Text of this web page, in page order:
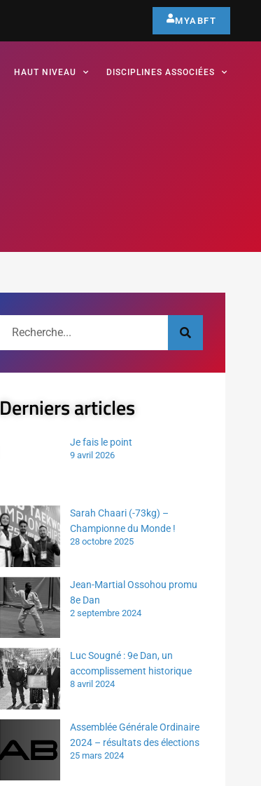
MYABFT
HAUT NIVEAU DISCIPLINES ASSOCIÉES
Derniers articles
Je fais le point
9 avril 2026
Sarah Chaari (-73kg) –
Championne du Monde !
28 octobre 2025
Jean-Martial Ossohou promu
8e Dan
2 septembre 2024
Luc Sougné : 9e Dan, un
accomplissement historique
8 avril 2024
Assemblée Générale Ordinaire
2024 – résultats des élections
25 mars 2024